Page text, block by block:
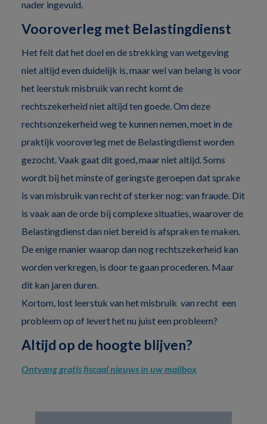
nader ingevuld.
Vooroverleg met Belastingdienst
Het feit dat het doel en de strekking van wetgeving
niet altijd even duidelijk is, maar wel van belang is voor
het leerstuk misbruik van recht komt de
rechtszekerheid niet altijd ten goede. Om deze
rechtsonzekerheid weg te kunnen nemen, moet in de
praktijk vooroverleg met de Belastingdienst worden
gezocht. Vaak gaat dit goed, maar niet altijd. Soms
wordt bij het minste of geringste geroepen dat sprake
is van misbruik van recht of sterker nog: van fraude. Dit
is vaak aan de orde bij complexe situaties, waarover de
Belastingdienst dan niet bereid is afspraken te maken.
De enige manier waarop dan nog rechtszekerheid kan
worden verkregen, is door te gaan procederen. Maar
dit kan jaren duren.
Kortom, lost leerstuk van het misbruik van recht een
probleem op of levert het nu juist een probleem?
Altijd op de hoogte blijven?
Ontvang gratis fiscaal nieuws in uw mailbox